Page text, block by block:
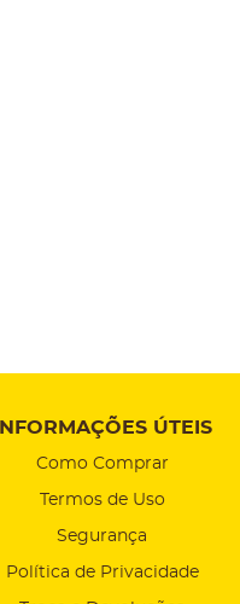
INFORMAÇÕES ÚTEIS
Como Comprar
Termos de Uso
Segurança
Política de Privacidade